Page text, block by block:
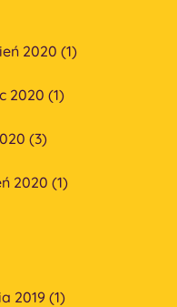
2020 (1)
2020 (1)
(3)
2020 (1)
2019 (1)